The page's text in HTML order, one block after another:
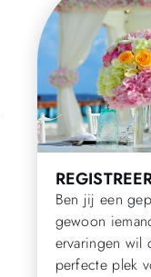
Ben jij een
gewoon
ervaringen wil
perfecte plek